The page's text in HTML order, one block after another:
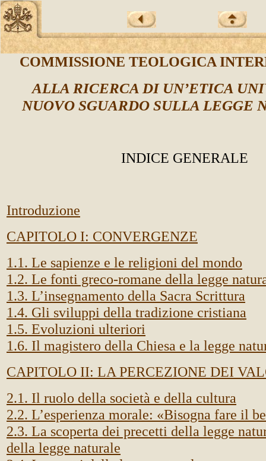
COMMISSIONE TEOLOGICA
ALLA RICERCA DI UN’ETICA
NUOVO SGUARDO SULLA LEGGE
INDICE GENERALE
Introduzione
CAPITOLO I: CONVERGENZE
1.1. Le sapienze e le religioni del mondo
1.2. Le fonti greco-romane della legge
1.3. L’insegnamento della Sacra Scrittura
1.4. Gli sviluppi della tradizione cristiana
1.5. Evoluzioni ulteriori
1.6. Il magistero della Chiesa e la legge
CAPITOLO II: LA PERCEZIONE DEI
2.1. Il ruolo della società e della cultura
2.2. L’esperienza morale: «Bisogna fare il
2.3. La scoperta dei precetti della legge
della legge naturale